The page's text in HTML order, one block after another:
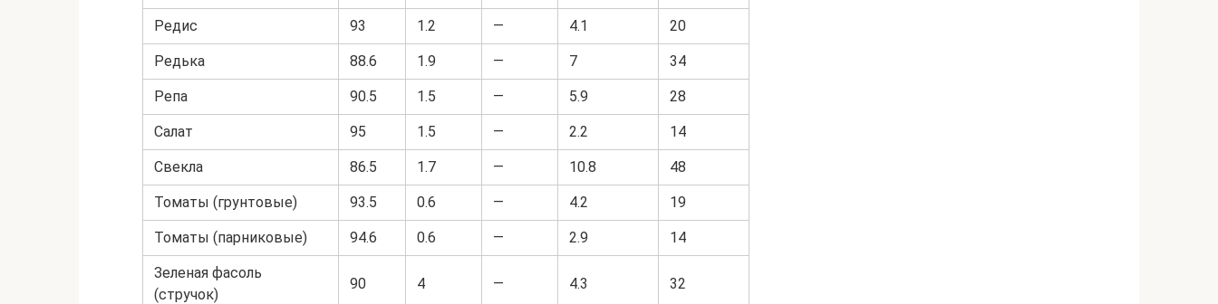
Редис 93 1.2 — 4.1 20
Редька 88.6 1.9 — 7 34
Репа 90.5 1.5 — 5.9 28
Салат 95 1.5 — 2.2 14
Свекла 86.5 1.7 — 10.8 48
Томаты (грунтовые) 93.5 0.6 — 4.2 19
Томаты (парниковые) 94.6 0.6 — 2.9 14
Зеленая фасоль
(стручок)
90 4 — 4.3 32